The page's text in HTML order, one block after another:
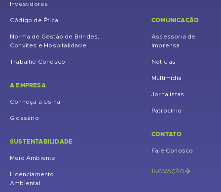
Investidores
Código de Ética
Norma de Gestão de Brindes,
Convites e Hospitalidade
Trabalhe Conosco
A EMPRESA
Conheça a Usina
Glossário
SUSTENTABILIDADE
Meio Ambiente
Licenciamento
Ambiental
COMUNICAÇÃO
Assessoria de
Imprensa
Notícias
Multimídia
Jornalistas
Patrocínio
CONTATO
Fale Conosco
INOVAÇÃO